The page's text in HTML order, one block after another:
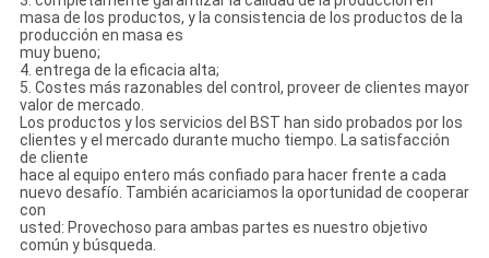
masa de los productos, y la consistencia de los productos de la
producción en masa es
muy bueno;
4. entrega de la eficacia alta;
5. Costes más razonables del control, proveer de clientes mayor
valor de mercado.
Los productos y los servicios del BST han sido probados por los
clientes y el mercado durante mucho tiempo. La satisfacción
de cliente
hace al equipo entero más confiado para hacer frente a cada
nuevo desafío. También acariciamos la oportunidad de cooperar
con
usted: Provechoso para ambas partes es nuestro objetivo
común y búsqueda.